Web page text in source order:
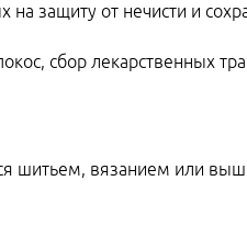
защиту от нечисти и
сбор лекарственных
шитьем, вязанием или